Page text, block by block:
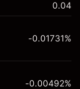
pour
outs.
0.04
-0.01731%
-0.00492%